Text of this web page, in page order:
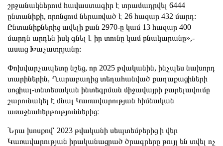
շրջանակներում հավաստագիր է տրամադրվել 6444
ընտանիքի, որոնցում ներառված է 26 հազար 432 մարդ։
Ընտանիքներից ավելի քան 2970-ը կամ 13 հազար 400
մարդն արդեն իսկ գնել է իր տունը կամ բնակարանը»,-
ասաց Խաչատրյանը։
Փոխվարչապետը նշեց, որ 2025 թվականին, ինչպես նախորդ
տարիներին, Ղարաբաղից տեղահանված քաղաքացիների
սոցիալ-տնտեսական ինտեգրման միջավայրի բարելավումը
շարունակել է մնալ Կառավարության հիմնական
առաջնահերթություններից։
Նրա խոսքով՝ 2023 թվականի սեպտեմբերից ի վեր
Կառավարության իրականացրած ծրագրերը թույլ են տվել ոչ